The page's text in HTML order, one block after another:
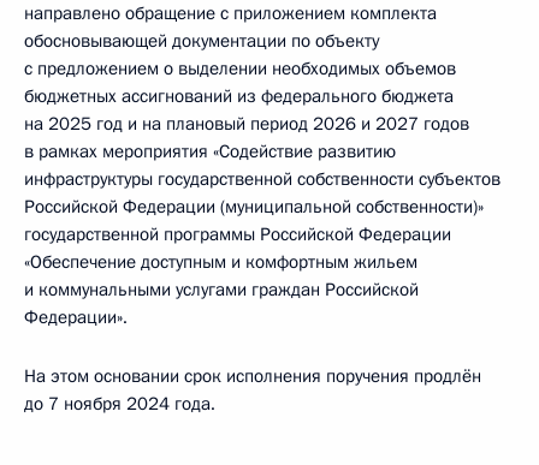
направлено обращение с приложением комплекта
обосновывающей документации по объекту
с предложением о выделении необходимых объемов
бюджетных ассигнований из федерального бюджета
на 2025 год и на плановый период 2026 и 2027 годов
в рамках мероприятия «Содействие развитию
инфраструктуры государственной собственности субъектов
Российской Федерации (муниципальной собственности)»
государственной программы Российской Федерации
«Обеспечение доступным и комфортным жильем
и коммунальными услугами граждан Российской
Федерации».
На этом основании срок исполнения поручения продлён
до 7 ноября 2024 года.